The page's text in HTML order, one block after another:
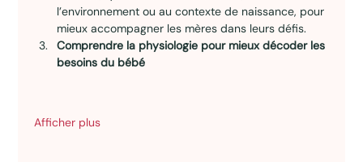
l’environnement ou au contexte de naissance, pour
mieux accompagner les mères dans leurs défis.
Comprendre la physiologie pour mieux décoder les
besoins du bébé
Afficher plus